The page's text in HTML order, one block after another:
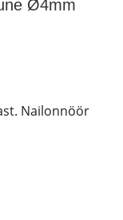
Ø4mm
Nailonnöör